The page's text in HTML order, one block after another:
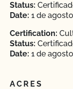
Status:
Date: 1 de
Certification:
Status:
Date: 1 de
ACRES